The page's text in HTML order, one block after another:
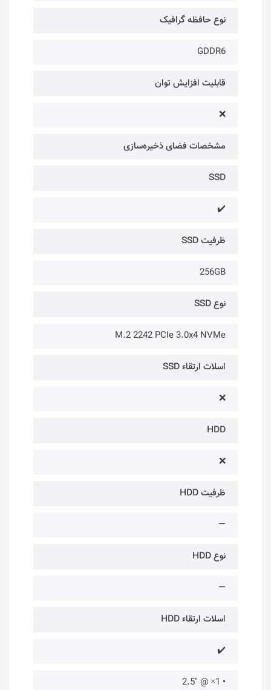
نوع حافظه گرافیک
GDDR6
قابلیت افزایش توان
❌
مشخصات فضای ذخیره‌سازی
SSD
✔️
ظرفیت SSD
256GB
نوع SSD
M.2 2242 PCIe 3.0x4 NVMe
اسلات ارتقاء SSD
❌
HDD
❌
ظرفیت HDD
—
نوع HDD
—
اسلات ارتقاء HDD
✔️
• 1× @ "2.5